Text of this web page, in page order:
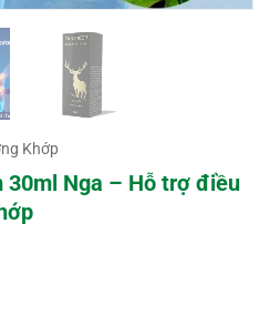
Khớp
30ml Nga – Hỗ trợ điều